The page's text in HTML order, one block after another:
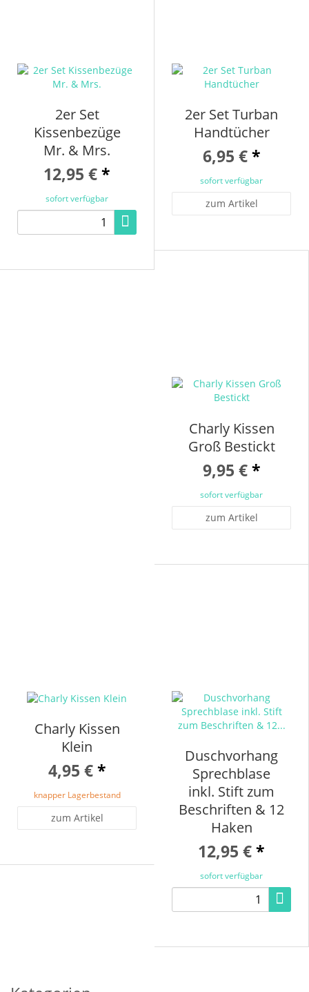
2er Set
Kissenbezüge
Mr. & Mrs.
12,95 €*
sofort verfügbar
2er Set Turban
Handtücher
6,95 € *
sofort verfügbar
zum Artikel
Charly Kissen
Groß Bestickt
9,95 € *
sofort verfügbar
zum Artikel
Charly Kissen
Klein
4,95 € *
knapper Lagerbestand
zum Artikel
Duschvorhang
Sprechblase
inkl. Stift zum
Beschriften & 12
Haken
12,95 €*
sofort verfügbar